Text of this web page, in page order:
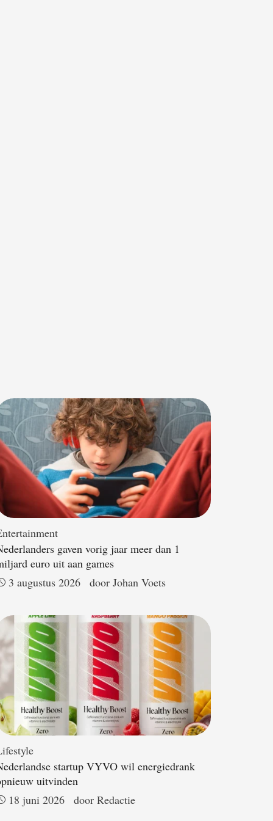
gaven vorig jaar meer dan 1
euro uit aan games
3 augustus 2026
door Johan Voets
startup VYVO wil energiedrank
uitvinden
18 juni 2026
door Redactie